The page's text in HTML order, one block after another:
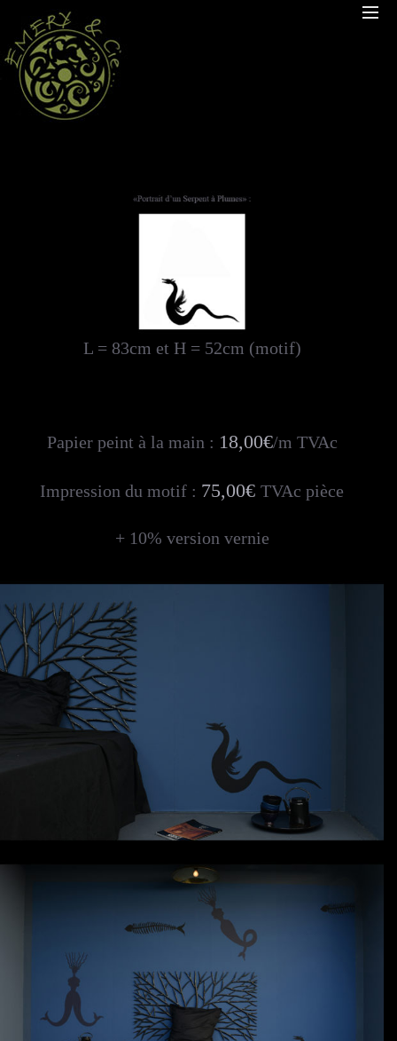
L = 83cm et H = 52cm (motif)
Papier peint à la main : 18,00€/m TVAc
Impression du motif : 75,00€ TVAc pièce
+ 10% version vernie